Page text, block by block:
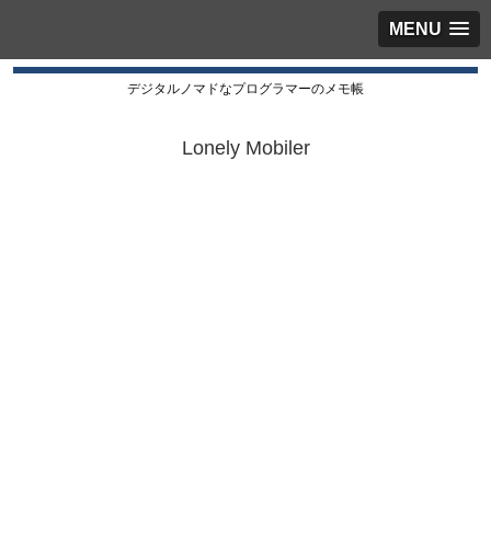
MENU
デジタルノマドなプログラマーのメモ帳
Lonely Mobiler